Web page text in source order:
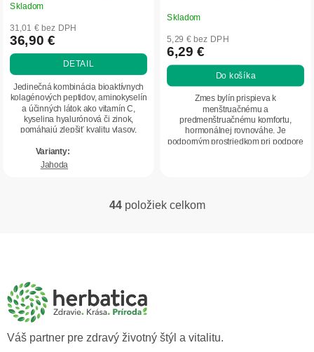
Priemerné
hodnotenie
produktu
je
5
hviezdičiek.
Skladom
31,01 € bez DPH
36,90 €
DETAIL
Jedinečná kombinácia bioaktívnych
kolagénových peptidov, aminokyselín
a účinných látok ako vitamín C,
kyselina hyalurónová či zinok,
pomáhajú zlepšiť kvalitu vlasov,
Jahoda
Skladom
5,29 € bez DPH
6,29 €
Do košíka
Zmes bylín prispieva k
menštruačnému a
predmenštruačnému komfortu,
hormonálnej rovnováhe. Je
podporným prostriedkom pri podpore
O
p
r
44položiek celkom
Váš partner pre zdravý životný štýl a vitalitu.